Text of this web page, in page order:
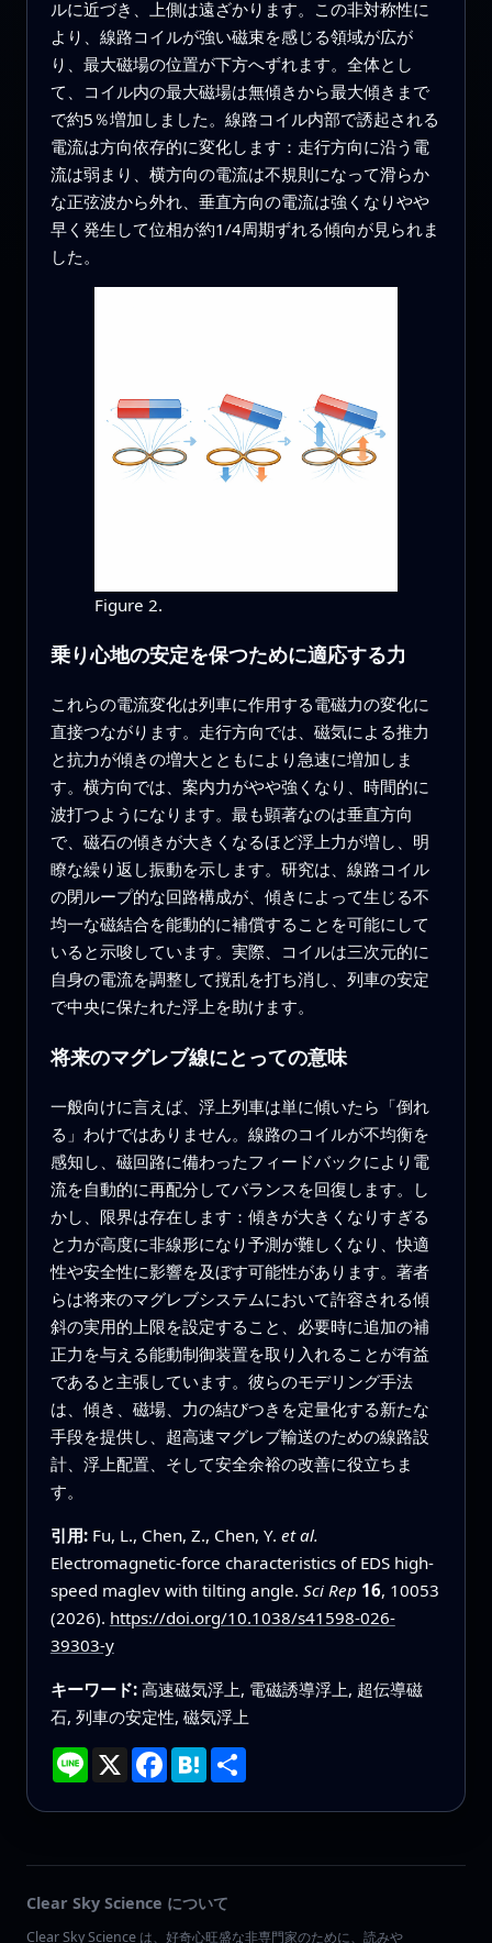
ルに近づき、上側は遠ざかります。この非対称性に
より、線路コイルが強い磁束を感じる領域が広が
り、最大磁場の位置が下方へずれます。全体とし
て、コイル内の最大磁場は無傾きから最大傾きまで
で約5％増加しました。線路コイル内部で誘起される
電流は方向依存的に変化します：走行方向に沿う電
流は弱まり、横方向の電流は不規則になって滑らか
な正弦波から外れ、垂直方向の電流は強くなりやや
早く発生して位相が約1/4周期ずれる傾向が見られま
した。
Figure 2.
乗り心地の安定を保つために適応する力
これらの電流変化は列車に作用する電磁力の変化に
直接つながります。走行方向では、磁気による推力
と抗力が傾きの増大とともにより急速に増加しま
す。横方向では、案内力がやや強くなり、時間的に
波打つようになります。最も顕著なのは垂直方向
で、磁石の傾きが大きくなるほど浮上力が増し、明
瞭な繰り返し振動を示します。研究は、線路コイル
の閉ループ的な回路構成が、傾きによって生じる不
均一な磁結合を能動的に補償することを可能にして
いると示唆しています。実際、コイルは三次元的に
自身の電流を調整して撹乱を打ち消し、列車の安定
で中央に保たれた浮上を助けます。
将来のマグレブ線にとっての意味
一般向けに言えば、浮上列車は単に傾いたら「倒れ
る」わけではありません。線路のコイルが不均衡を
感知し、磁回路に備わったフィードバックにより電
流を自動的に再配分してバランスを回復します。し
かし、限界は存在します：傾きが大きくなりすぎる
と力が高度に非線形になり予測が難しくなり、快適
性や安全性に影響を及ぼす可能性があります。著者
らは将来のマグレブシステムにおいて許容される傾
斜の実用的上限を設定すること、必要時に追加の補
正力を与える能動制御装置を取り入れることが有益
であると主張しています。彼らのモデリング手法
は、傾き、磁場、力の結びつきを定量化する新たな
手段を提供し、超高速マグレブ輸送のための線路設
計、浮上配置、そして安全余裕の改善に役立ちま
す。
引用: Fu, L., Chen, Z., Chen, Y. et al.
Electromagnetic-force characteristics of EDS high-
speed maglev with tilting angle. Sci Rep 16, 10053
(2026). https://doi.org/10.1038/s41598-026-
39303-y
キーワード: 高速磁気浮上, 電磁誘導浮上, 超伝導磁
石, 列車の安定性, 磁気浮上
Line X Facebook
Hatena
共
有
Clear Sky Science について
Clear Sky Science は、好奇心旺盛な非専門家のために、読みや